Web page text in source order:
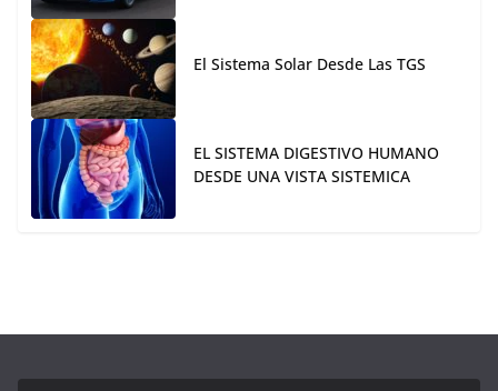
El Sistema Solar Desde Las TGS
EL SISTEMA DIGESTIVO HUMANO
DESDE UNA VISTA SISTEMICA